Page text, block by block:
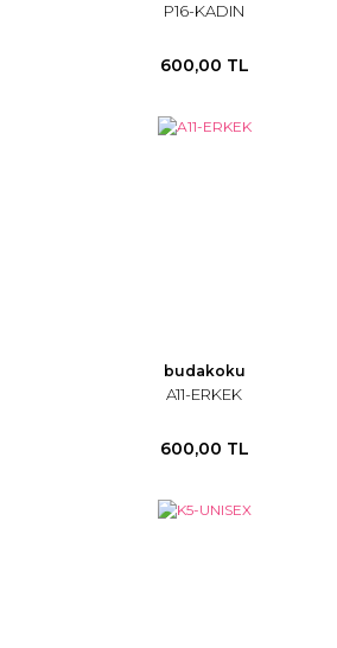
P16-KADIN
600,00 TL
budakoku
A11-ERKEK
600,00 TL